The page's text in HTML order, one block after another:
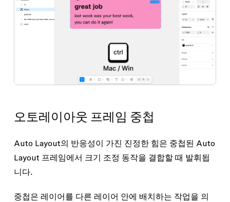
오토레이아웃 프레임 중첩
Auto Layout의 반응성이 가진 진정한 힘은 중첩된 Auto
Layout 프레임에서 크기 조정 동작을 결합할 때 발휘됩
니다.
중첩은 레이어를 다른 레이어 안에 배치하는 작업을 의